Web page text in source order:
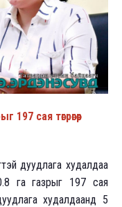
сая төгрөгөөр
дуудлага худалдаа
га газрыг 197 сая
худалдаанд 5